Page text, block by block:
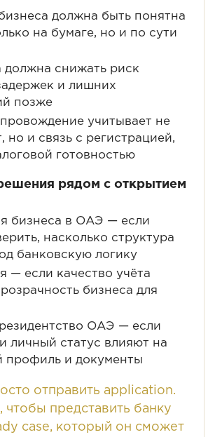
должна быть понятна
на бумаге, но и по сути
должна снижать риск
и лишних
позже
учитывает не
но и связь с регистрацией,
готовностью
рядом с открытием
бизнеса в ОАЭ — если
насколько структура
банковскую логику
— если качество учёта
бизнеса для
ОАЭ — если
личный статус влияют на
профиль и документы
отправить application.
чтобы представить банку
case, который он сможет